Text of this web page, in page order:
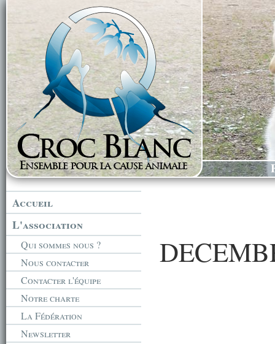
Accueil
L'association
Qui sommes nous ?
Nous contacter
Contacter l'équipe
Notre charte
La Fédération
Newsletter